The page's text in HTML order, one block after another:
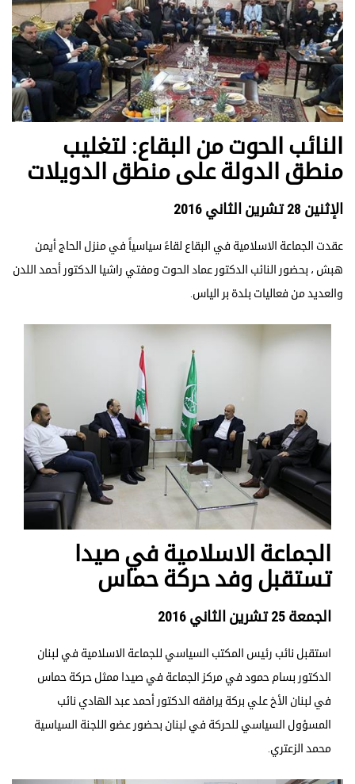
النائب الحوت من البقاع: لتغليب
منطق الدولة على منطق الدويلات
الإثنين 28 تشرين الثاني 2016
عقدت الجماعة الاسلامية في البقاع لقاءً سياسياً في منزل الحاج أيمن
هبش ، بحضور النائب الدكتور عماد الحوت ومفتي راشيا الدكتور أحمد اللدن
والعديد من فعاليات بلدة بر الياس.
الجماعة الاسلامية في صيدا
تستقبل وفد حركة حماس
الجمعة 25 تشرين الثاني 2016
استقبل نائب رئيس المكتب السياسي للجماعة الاسلامية في لبنان
الدكتور بسام حمود في مركز الجماعة في صيدا ممثل حركة حماس
في لبنان الأخ علي بركة يرافقه الدكتور أحمد عبد الهادي نائب
المسؤول السياسي للحركة في لبنان بحضور عضو اللجنة السياسية
محمد الزعتري.